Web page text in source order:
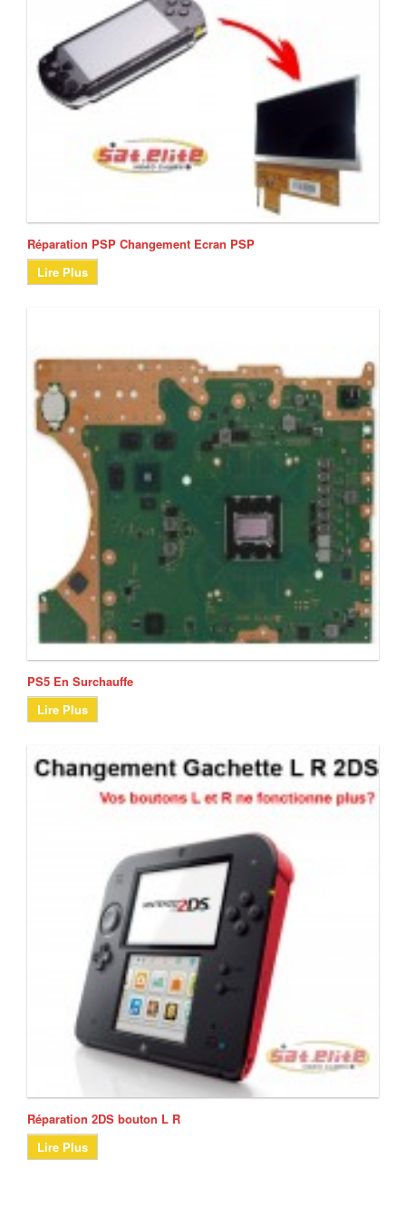
Réparation PSP Changement Ecran PSP
Lire Plus
PS5 En Surchauffe
Lire Plus
Réparation 2DS bouton L R
Lire Plus